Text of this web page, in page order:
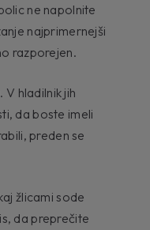
ne napolnite
najprimernejši
razporejen.
hladilnik jih
da boste imeli
preden se
žlicami sode
da preprečite